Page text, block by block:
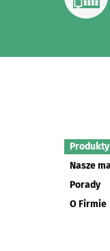
Produkty
Nasze
Porady
O Firmie